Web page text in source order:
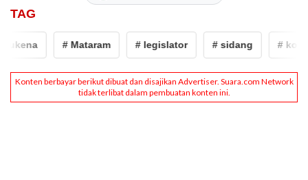
TAG
# Mataram # legislator # sidang # korupsi